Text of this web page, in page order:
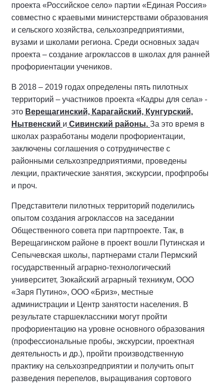
проекта «Российское село» партии «Единая Россия»
совместно с краевыми министерствами образования
и сельского хозяйства, сельхозпредприятиями,
вузами и школами региона. Среди основных задач
проекта – создание агроклассов в школах для ранней
профориентации учеников.
В 2018 – 2019 годах определены пять пилотных
территорий – участников проекта «Кадры для села» -
это Верещагинский, Карагайский, Кунгурский,
Нытвенский и Сивинский районы. За это время в
школах разработаны модели профориентации,
заключены соглашения о сотрудничестве с
районными сельхозпредприятиями, проведены
лекции, практические занятия, экскурсии, профпробы
и проч.
Представители пилотных территорий поделились
опытом создания агроклассов на заседании
Общественного совета при партпроекте. Так, в
Верещагинском районе в проект вошли Путинская и
Сепычевская школы, партнерами стали Пермский
государственный аграрно-технологический
университет, Зюкайский аграрный техникум, ООО
«Заря Путино», ООО «Бриз», местные
администрации и Центр занятости населения. В
результате старшеклассники могут пройти
профориентацию на уровне основного образования
(профессиональные пробы, экскурсии, проектная
деятельность и др.), пройти производственную
практику на сельхозпредприятии и получить опыт
разведения перепелов, выращивания сортового